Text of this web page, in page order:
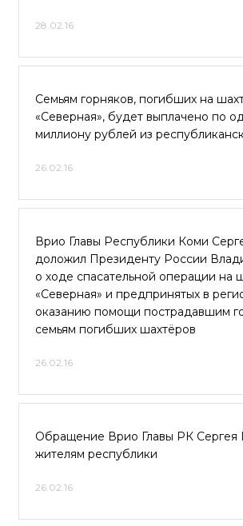
28.02.16
Семьям горняков, погибших на
«Северная», будет выплачено по
миллиону рублей из
26.02.16
Врио Главы Республики Коми
доложил Президенту России
о ходе спасательной операции на
«Северная» и предпринятых в
оказанию помощи пострадавшим
семьям погибших шахтёров
26.02.16
Обращение Врио Главы РК Сергея
жителям республики
26.02.16